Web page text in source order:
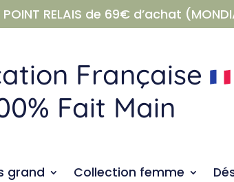
POINT RELAIS de 69€ d’achat
Française
Fait Main
grand Collection femme